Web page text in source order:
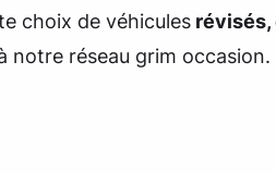
choix de véhicules révisés,
notre réseau grim occasion.